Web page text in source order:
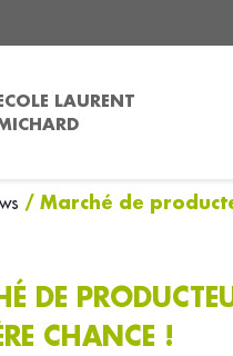
LAURENT
/ Marché de
DE
CHANCE !